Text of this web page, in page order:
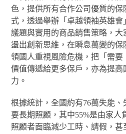
色，提供所有合作公司優質的
式，透過舉辦「卓越領袖英雄
議題與實用的商品銷售策略，
盪出創新思維，在瞬息萬變的保
領國人重視風險危機，把「需
價值傳遞給更多保戶，亦為提
力。
根據統計，全國約有76萬失能
要長期照顧，其中55%是由家人
照顧者面臨減少工時、請假，